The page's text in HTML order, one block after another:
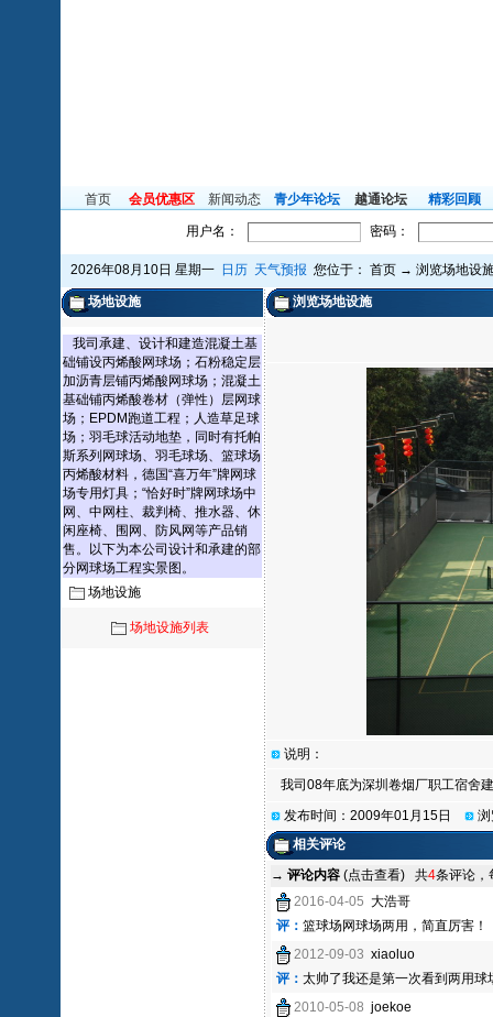
首页 会员优惠区 新闻动态 青少年论坛 越通论坛 精彩回顾
用户名： 密码：
2026年08月10日 星期一 日历 天气预报 您位于： 首页 → 浏览场地设
场地设施
我司承建、设计和建造混凝土基
础铺设丙烯酸网球场；石粉稳定层
加沥青层铺丙烯酸网球场；混凝土
基础铺丙烯酸卷材（弹性）层网球
场；EPDM跑道工程；人造草足球
场；羽毛球活动地垫，同时有托帕
斯系列网球场、羽毛球场、篮球场
丙烯酸材料，德国“喜万年”牌网球
场专用灯具；“恰好时”牌网球场中
网、中网柱、裁判椅、推水器、休
闲座椅、围网、防风网等产品销
售。以下为本公司设计和承建的部
分网球场工程实景图。
场地设施
场地设施列表
浏览场地设施
说明：
我司08年底为深圳卷烟厂职工宿舍
发布时间：2009年01月15日
相关评论
→ 评论内容 (点击查看) 共4条评论，
2016-04-05 大浩哥
评： 篮球场网球场两用，简直厉害！
2012-09-03 xiaoluo
评： 太帅了我还是第一次看到两用
2010-05-08 joekoe